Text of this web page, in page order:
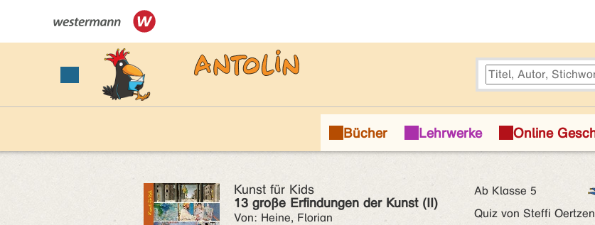
Kunst für Kids
13 große Erfindungen der Kunst (II)
Von: Heine, Florian
Ab Klasse 5
Quiz von Steffi Oertzen